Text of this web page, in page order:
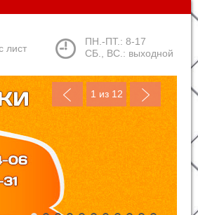
лист
ПН.-ПТ.: 8-17
СБ., ВС.: выходной
1 из 12